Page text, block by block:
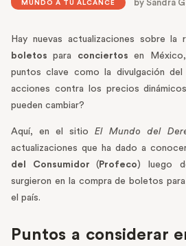
MUNDO A TU ALCANCE bySandra
Hay nuevas actualizaciones sobre la
boletospara conciertosen
puntos clave como la divulgación
acciones contra los precios
pueden cambiar?
Aquí, en el sitioEl Mundo del
actualizaciones que ha dado a
del Consumidor( Profeco) luego
surgieron en la compra de boletos
el país.
Puntos a considerar